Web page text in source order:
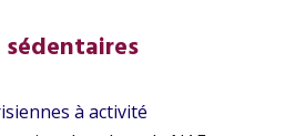
à activité